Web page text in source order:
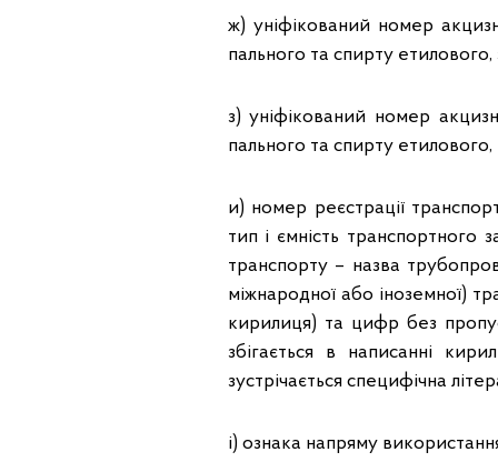
ж) уніфікований номер
пального та спирту
з) уніфікований номер
пального та спирту
и) номер реєстрації
тип і ємність транспортного
транспорту – назва
міжнародної або іноземної)
кирилиця) та цифр без
збігається в написанні
зустрічається специфічна
і) ознака напряму